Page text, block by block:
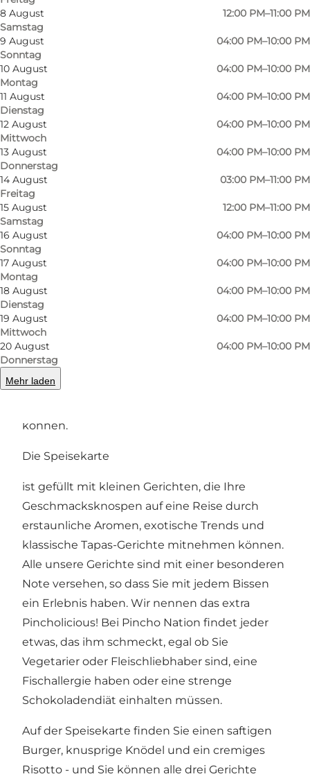
8 August
Samstag
12:00 PM–11:00 PM
9 August
Sonntag
04:00 PM–10:00 PM
10 August
Montag
04:00 PM–10:00 PM
11 August
Dienstag
04:00 PM–10:00 PM
12 August
Mittwoch
04:00 PM–10:00 PM
13 August
Donnerstag
04:00 PM–10:00 PM
14 August
Freitag
03:00 PM–11:00 PM
15 August
Samstag
12:00 PM–11:00 PM
16 August
Sonntag
04:00 PM–10:00 PM
17 August
Montag
04:00 PM–10:00 PM
18 August
Dienstag
04:00 PM–10:00 PM
19 August
Mittwoch
04:00 PM–10:00 PM
20 August
Donnerstag
04:00 PM–10:00 PM
Mehr laden
Foto:
Schauen Sie vorbei für ein gemütliches Date,
einen Abend mit Freundinnen, ein Treffen mit
Kollegen oder einen klassischen Abend, um zu
können.
Die Speisekarte
ist gefüllt mit kleinen Gerichten, die Ihre
Geschmacksknospen auf eine Reise durch
erstaunliche Aromen, exotische Trends und
klassische Tapas-Gerichte mitnehmen können.
Alle unsere Gerichte sind mit einer besonderen
Note versehen, so dass Sie mit jedem Bissen
ein Erlebnis haben. Wir nennen das extra
Pincholicious! Bei Pincho Nation findet jeder
etwas, das ihm schmeckt, egal ob Sie
Vegetarier oder Fleischliebhaber sind, eine
Fischallergie haben oder eine strenge
Schokoladendiät einhalten müssen.
Auf der Speisekarte finden Sie einen saftigen
Burger, knusprige Knödel und ein cremiges
Risotto - und Sie können alle drei Gerichte